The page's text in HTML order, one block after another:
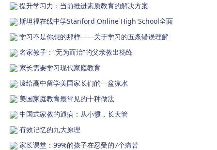
提升学习力：当前推进素质教育的解决方案
斯坦福在线中学Stanford Online High School全面
学习不是你想的那样——关于学习的五条错误理解
名家教子：“无为而治”的父亲教出杨绛
家长需要学习现代家庭教育
泼给高中留学美国家长们的一盆凉水
美国家庭教育最常见的十种做法
中国式家教的通病：从小惯，长大管
有效记忆的九大原理
家长课堂：99%的孩子在忍受的7个痛苦